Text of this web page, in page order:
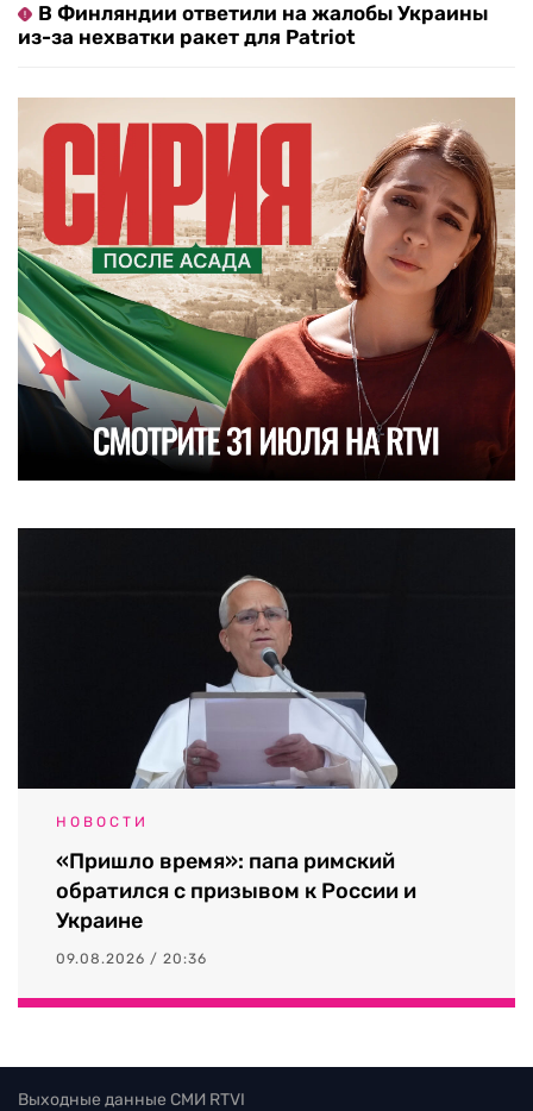
В Финляндии ответили на жалобы Украины
из-за нехватки ракет для Patriot
НОВОСТИ
«Пришло время»: папа римский
обратился с призывом к России и
Украине
09.08.2026 / 20:36
Выходные данные СМИ RTVI